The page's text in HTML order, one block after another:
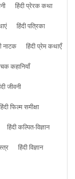
हिंदी प्रेरक कथा
हिंदी पत्रिका
नाटक
हिंदी प्रेम कथाएँ
कहानियाँ
जीवनी
फिल्म समीक्षा
हिंदी कल्पित-विज्ञान
हिंदी विज्ञान